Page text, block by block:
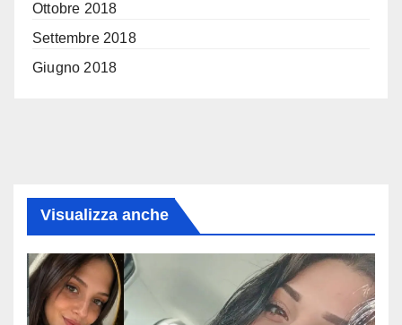
Ottobre 2018
Settembre 2018
Giugno 2018
Visualizza anche